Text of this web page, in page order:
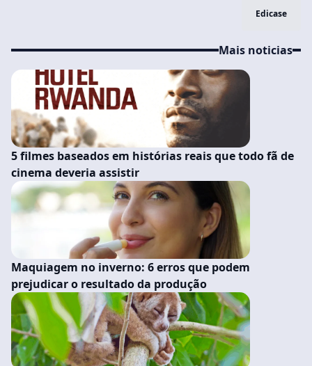
Edicase
Mais noticias
5 filmes baseados em histórias reais que todo fã de
cinema deveria assistir
Maquiagem no inverno: 6 erros que podem
prejudicar o resultado da produção